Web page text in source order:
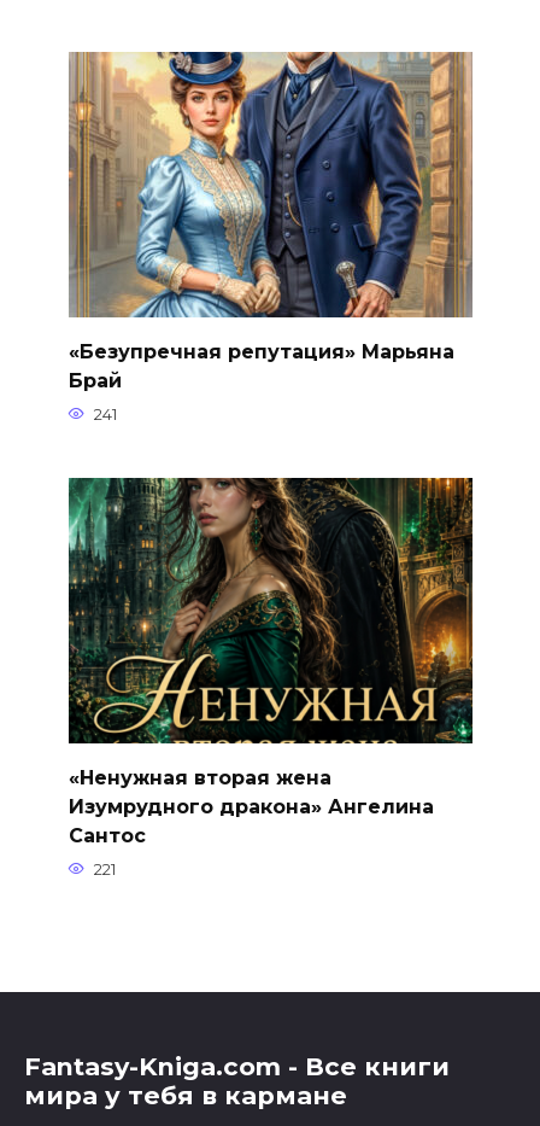
«Безупречная репутация» Марьяна
Брай
241
«Ненужная вторая жена
Изумрудного дракона» Ангелина
Сантос
221
Fantasy-Kniga.com - Все книги
мира у тебя в кармане